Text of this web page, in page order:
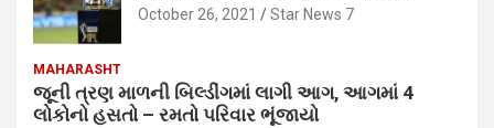
October 26, 2021 Star News 7
MAHARASHT
જૂની ત્રણ માળની બિલ્ડીંગમાં લાગી આગ, આગમાં 4
લોકોનો હસતો – રમતો પરિવાર ભૂંજાયો